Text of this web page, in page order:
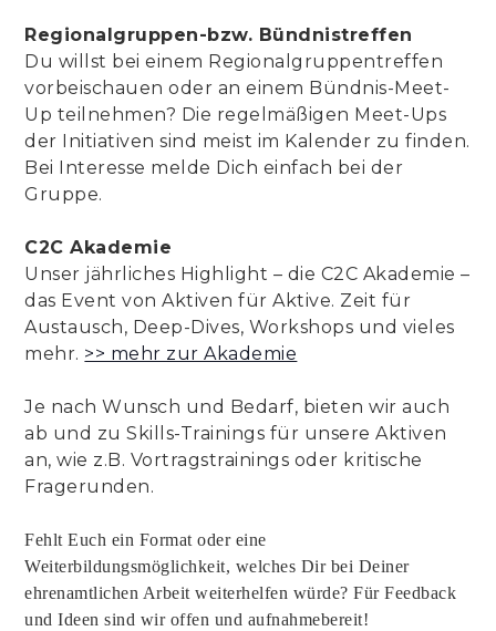
Regionalgruppen-bzw. Bündnistreffen
Du willst bei einem Regionalgruppentreffen
vorbeischauen oder an einem Bündnis-Meet-
Up teilnehmen? Die regelmäßigen Meet-Ups
der Initiativen sind meist im Kalender zu finden.
Bei Interesse melde Dich einfach bei der
Gruppe.
C2C Akademie
Unser jährliches Highlight – die C2C Akademie –
das Event von Aktiven für Aktive. Zeit für
Austausch, Deep-Dives, Workshops und vieles
mehr. >> mehr zur Akademie
Je nach Wunsch und Bedarf, bieten wir auch
ab und zu Skills-Trainings für unsere Aktiven
an, wie z.B. Vortragstrainings oder kritische
Fragerunden.
Fehlt Euch ein Format oder eine
Weiterbildungsmöglichkeit, welches Dir bei Deiner
ehrenamtlichen Arbeit weiterhelfen würde? Für Feedback
und Ideen sind wir offen und aufnahmebereit!